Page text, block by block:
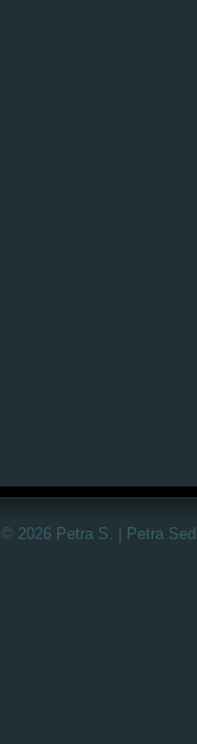
© 2026 Petra S. | Petra